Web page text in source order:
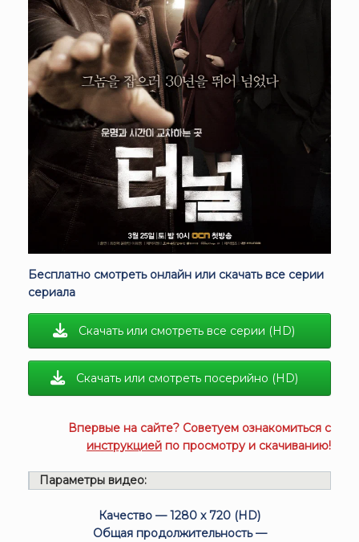
Бесплатно смотреть онлайн или скачать все серии
сериала
Скачать или смотреть все серии (HD)
Скачать или смотреть посерийно (HD)
Впервые на сайте? Советуем ознакомиться с
инструкцией по просмотру и скачиванию!
Параметры видео:
Качество — 1280 x 720 (HD)
Общая продолжительность —